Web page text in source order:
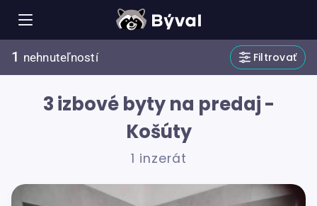
1 nehnuteľností Filtrovať
3 izbové byty na predaj -
Košúty
1 inzerát